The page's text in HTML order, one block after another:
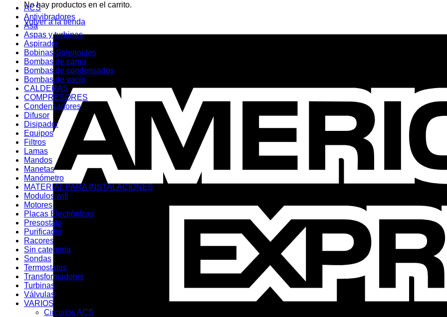
No hay productos en el carrito.
Volver a la tienda
ACS
Antivibradores
Asa
Aspas y turbinas
Aspirador
Bobinas-Solenoides
Bombas de carga
Bombas de condensados
Bombas de vacío
CALDERAS
COMPRESORES
Condensadores
Difusor
Disipador
Equipos
Filtros
Lamas
Mandos
Manetas
Manómetro
MATERIAL PARA INSTALACIONES
Modulos wifi
Motores
Placas Electrónicas
Presostato
Purificador
Racores
Sin categoría
Sondas
Termostatos
Transformadores
Turbinas
Válvulas
VARIOS
Circuitos ACS